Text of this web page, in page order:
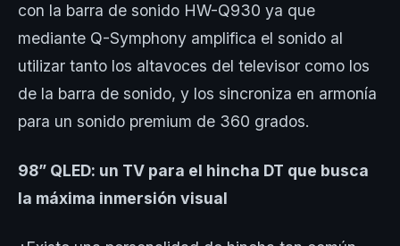
con la barra de sonido HW-Q930 ya que
mediante Q-Symphony amplifica el sonido al
utilizar tanto los altavoces del televisor como los
de la barra de sonido, y los sincroniza en armonía
para un sonido premium de 360 grados.
98” QLED: un TV para el hincha DT que busca
la máxima inmersión visual